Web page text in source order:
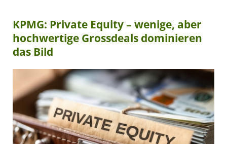
KPMG: Private Equity – wenige, aber
hochwertige Grossdeals dominieren
das Bild